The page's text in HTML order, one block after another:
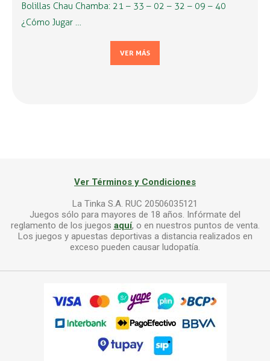
Bolillas Chau Chamba: 21 – 33 – 02 – 32 – 09 – 40
¿Cómo Jugar …
VER MÁS
Ver Términos y Condiciones
La Tinka S.A. RUC 20506035121
Juegos sólo para mayores de 18 años. Infórmate del
reglamento de los juegos aquí, o en nuestros puntos de venta.
Los juegos y apuestas deportivas a distancia realizados en
exceso pueden causar ludopatía.